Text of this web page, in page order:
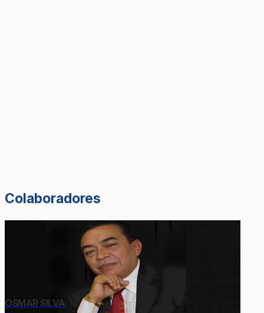
Colaboradores
OSMAR SILVA